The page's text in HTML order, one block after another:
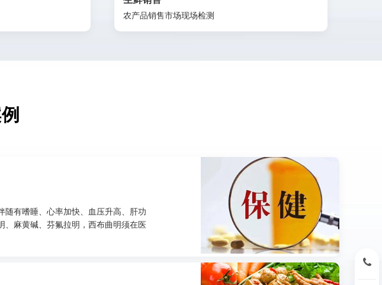
农产品销售市场现场检测
随有嗜睡、心率加快、血压升高、肝功
、麻黄碱、芬氟拉明，西布曲明须在医